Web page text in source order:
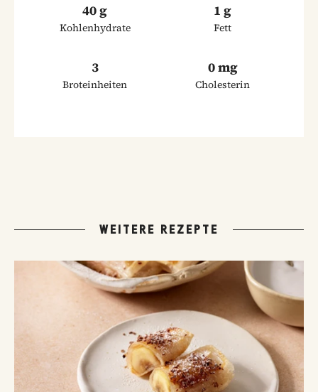
40 g
Kohlenhydrate
1 g
Fett
3
Broteinheiten
0 mg
Cholesterin
WEITERE REZEPTE